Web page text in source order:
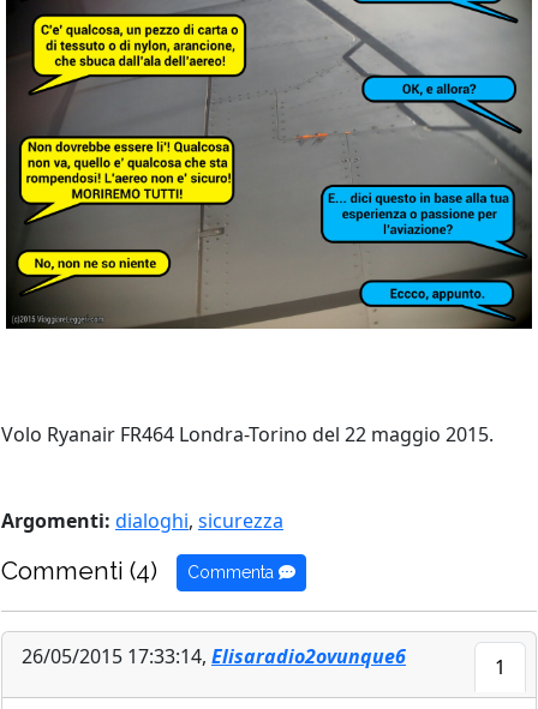
Volo Ryanair FR464 Londra-Torino del 22 maggio 2015.
Argomenti: dialoghi, sicurezza
Commenti (4) Commenta
26/05/2015 17:33:14, Elisaradio2ovunque6 1